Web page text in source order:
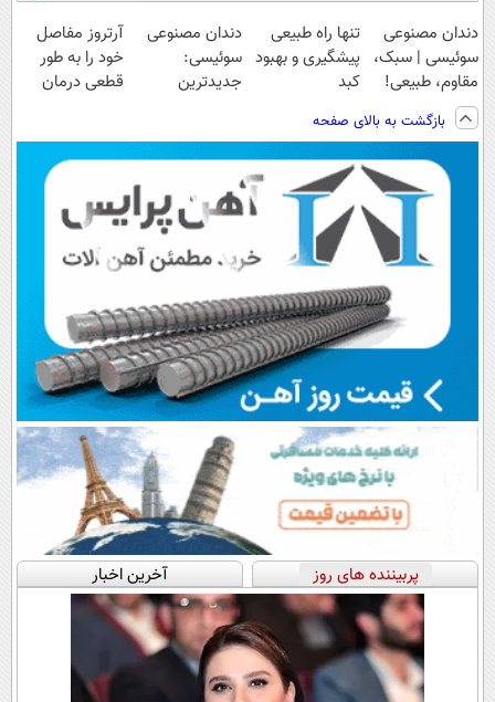
دندان مصنوعی
سوئیسی | سبک،
مقاوم، طبیعی!
ویزیت
رایگان+پرداخت
اقساطی😍
تنها راه طبیعی
پیشگیری و بهبود
کبد
سم زدای گیاهی)
دندان مصنوعی
سوئیسی:
جدیدترین
پرداخت قسطی
آرتروز مفاصل
خود را به طور
قطعی درمان
بازگشت به بالای صفحه
پربیننده های روز آخرین اخبار